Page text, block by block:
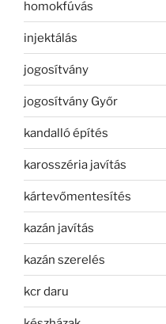
homokfúvás
injektálás
jogosítvány
jogosítvány Győr
kandalló építés
karosszéria javítás
kártevőmentesítés
kazán javítás
kazán szerelés
kcr daru